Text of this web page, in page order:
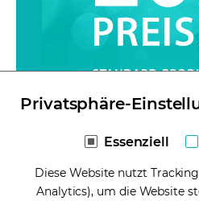
Preisliste 2026 -
Privatsphäre-
Essenziell
Diese Website nutzt
Analytics), um die Website